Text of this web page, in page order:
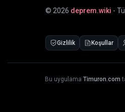
© 2026 deprem.wiki -
Gizlilik Koşullar
Bu uygulama Timuron.com